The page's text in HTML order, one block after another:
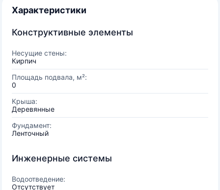
Характеристики
Конструктивные элементы
Несущие стены:
Кирпич
Площадь подвала, м²:
0
Крыша:
Деревянные
Фундамент:
Ленточный
Инженерные системы
Водоотведение:
Отсутствует